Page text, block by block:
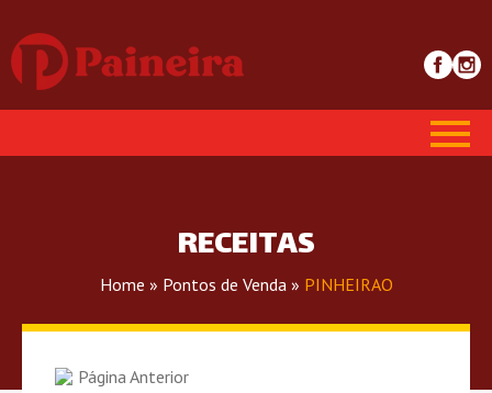
RECEITAS
Home » Pontos de Venda » PINHEIRAO
Página Anterior